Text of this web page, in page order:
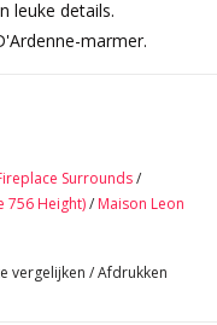
leuke details.
marmer.
Surrounds/
756 Height)/ Maison Leon
vergelijken /Afdrukken